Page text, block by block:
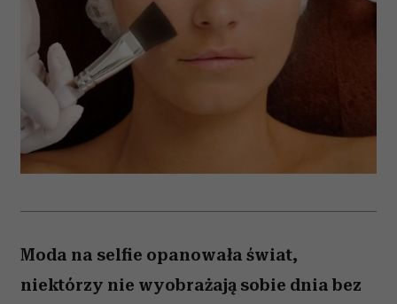
Moda na selfie opanowała świat,
niektórzy nie wyobrażają sobie dnia bez